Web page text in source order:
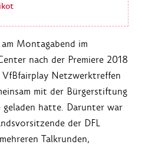
Montagabend im
nach der Premiere 2018
Netzwerktreffen
mit der Bürgerstiftung
hatte. Darunter war
der DFL
Talkrunden,